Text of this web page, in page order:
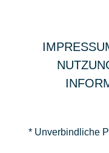
* Unverbindliche